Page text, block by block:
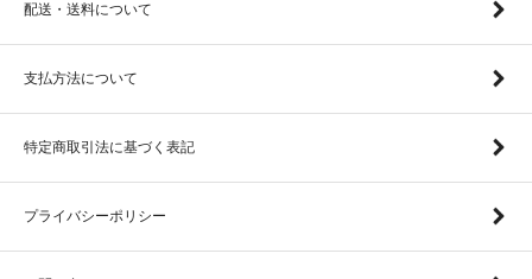
配送・送料について
支払方法について
特定商取引法に基づく表記
プライバシーポリシー